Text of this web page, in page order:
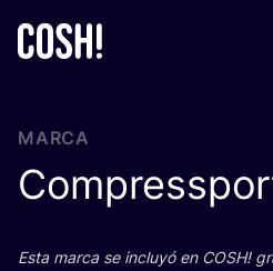
MARCA
Esta mar­ca se inclu­yó en COSH!